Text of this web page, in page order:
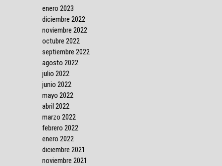
enero 2023
diciembre 2022
noviembre 2022
octubre 2022
septiembre 2022
agosto 2022
julio 2022
junio 2022
mayo 2022
abril 2022
marzo 2022
febrero 2022
enero 2022
diciembre 2021
noviembre 2021